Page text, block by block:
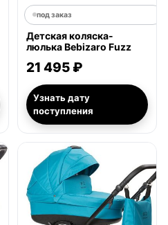
под заказ
Детская коляска-
люлька Bebizaro Fuzz
21 495 ₽
Узнать дату
поступления